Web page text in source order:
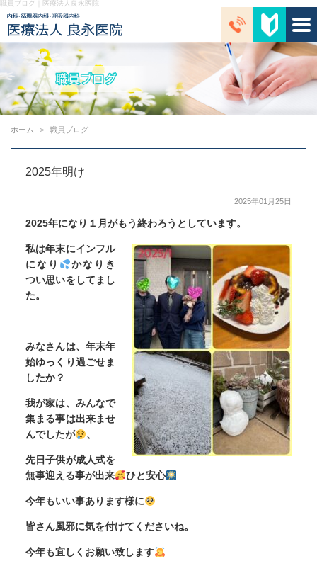
職員ブログ｜医療法人良永医院
ホーム 職員ブログ
2025年明け
2025年01月25日
2025年になり１月がもう終わろうとしています。
私は年末にインフル
になり
かなりき
つい思いをしてまし
た。
みなさんは、年末年
始ゆっくり過ごせま
したか？
我が家は、みんなで
集まる事は出来ませ
んでしたが
、
先日子供が成人式を
無事迎える事が出来
ひと安心
今年もいい事あります様に
皆さん風邪に気を付けてくださいね。
今年も宜しくお願い致します